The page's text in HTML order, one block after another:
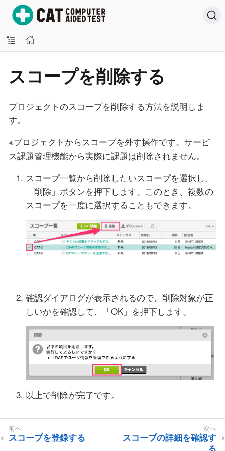
スコープを削除する
プロジェクトのスコープを削除する方法を説明しま
す。
※プロジェクトからスコープを外す操作です。サービ
ス課題管理機能から実際に課題は削除されません。
スコープ一覧から削除したいスコープを選択し、
「削除」ボタンを押下します。このとき、複数の
スコープを一度に選択することもできます。
確認ダイアログが表示されるので、削除対象が正
しいかを確認して、「OK」を押下します。
以上で削除が完了です。
スコープを登録する
スコープの詳細を確認す
る